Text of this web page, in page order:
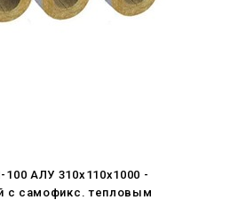
АЛУ 310x110x1000 -
c самофикс. тепловым
Победы. Память, которая с